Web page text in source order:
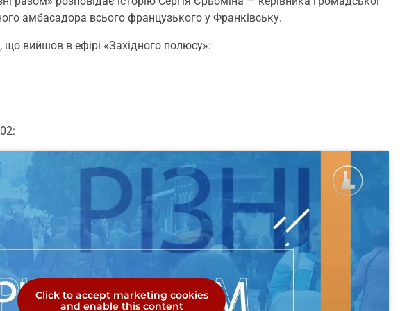
амбасадора всього французького у Франківську.
вийшов в ефірі «Західного полюсу»:
Click to accept marketing cookies
and enable this content